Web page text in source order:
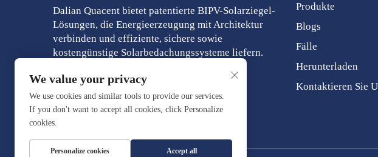
Dalian Quacent bietet patentierte BIPV-Solarziegel-
Lösungen, die Energieerzeugung mit Architektur
verbinden und effiziente, sichere sowie
kostengünstige Solarbedachungssysteme liefern.
Produkte
Blogs
Fälle
Herunterladen
Kontaktieren Sie
We value your privacy
We use cookies and similar tools to provide our services.
If you don't want to accept all cookies, click Personalize
cookies.
Personalize cookies Accept all